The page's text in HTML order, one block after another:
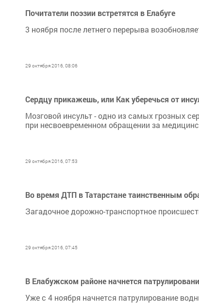
Почитатели поэзии встретятся в Елабуге
3 ноября после летнего перерыва
29 октября 2016, 08:06
Сердцу прикажешь, или Как уберечься от
Мозговой инсульт - одно из самых грозных
при несвоевременном обращении за
29 октября 2016, 07:53
Во время ДТП в Татарстане таинственным
Загадочное дорожно-транспортное
29 октября 2016, 07:45
В Елабужском районе начнется
Уже с 4 ноября начнется патрулирование